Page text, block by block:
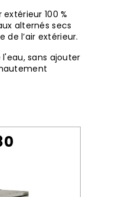
100 %
alternés secs
l’air extérieur.
sans ajouter